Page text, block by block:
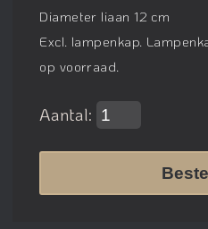
Diameter liaan 12 cm
Excl. lampenkap.
op voorraad.
Aantal: